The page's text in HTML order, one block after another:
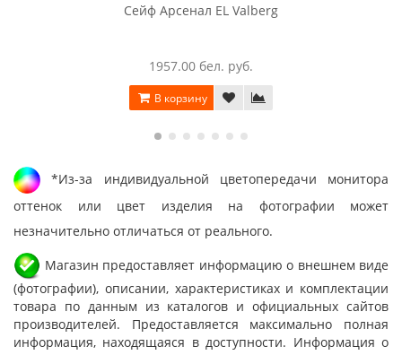
Сейф Арсенал EL Valberg
1957.00 бел. руб.
В корзину
*Из-за индивидуальной цветопередачи монитора
оттенок или цвет изделия на фотографии может
незначительно отличаться от реального.
Магазин предоставляет информацию о внешнем виде
(фотографии), описании, характеристиках и комплектации
товара по данным из каталогов и официальных сайтов
производителей. Предоставляется максимально полная
информация, находящаяся в доступности. Информация о